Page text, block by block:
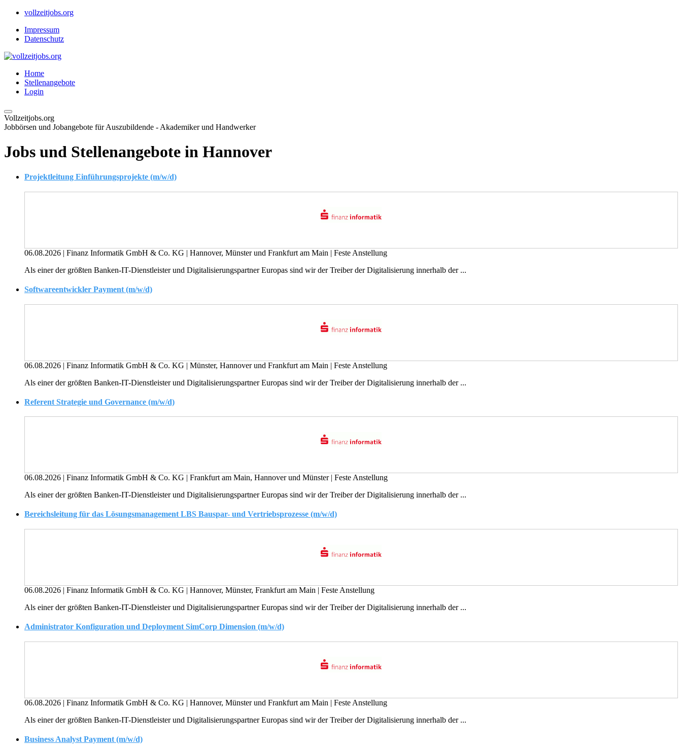
vollzeitjobs.org
Impressum
Datenschutz
Home
Stellenangebote
Login
Vollzeitjobs.org
Jobbörsen und Jobangebote für Auszubildende - Akademiker und Handwerker
Jobs und Stellenangebote in Hannover
Projektleitung Einführungsprojekte (m/w/d)
06.08.2026 | Finanz Informatik GmbH & Co. KG | Hannover, Münster und Frankfurt am Main | Feste Anstellung
Als einer der größten Banken-IT-Dienstleister und Digitalisierungspartner Europas sind wir der Treiber der Digitalisierung innerhalb der ...
Softwareentwickler Payment (m/w/d)
06.08.2026 | Finanz Informatik GmbH & Co. KG | Münster, Hannover und Frankfurt am Main | Feste Anstellung
Als einer der größten Banken-IT-Dienstleister und Digitalisierungspartner Europas sind wir der Treiber der Digitalisierung innerhalb der ...
Referent Strategie und Governance (m/w/d)
06.08.2026 | Finanz Informatik GmbH & Co. KG | Frankfurt am Main, Hannover und Münster | Feste Anstellung
Als einer der größten Banken-IT-Dienstleister und Digitalisierungspartner Europas sind wir der Treiber der Digitalisierung innerhalb der ...
Bereichsleitung für das Lösungsmanagement LBS Bauspar- und Vertriebsprozesse (m/w/d)
06.08.2026 | Finanz Informatik GmbH & Co. KG | Hannover, Münster, Frankfurt am Main | Feste Anstellung
Als einer der größten Banken-IT-Dienstleister und Digitalisierungspartner Europas sind wir der Treiber der Digitalisierung innerhalb der ...
Administrator Konfiguration und Deployment SimCorp Dimension (m/w/d)
06.08.2026 | Finanz Informatik GmbH & Co. KG | Hannover, Münster und Frankfurt am Main | Feste Anstellung
Als einer der größten Banken-IT-Dienstleister und Digitalisierungspartner Europas sind wir der Treiber der Digitalisierung innerhalb der ...
Business Analyst Payment (m/w/d)